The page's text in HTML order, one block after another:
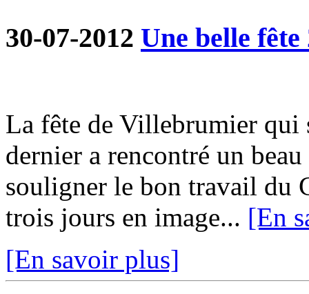
30-07-2012 Une belle fête
La fête de Villebrumier qui
dernier a rencontré un
souligner le bon travail du
trois jours en image... [En
[En savoir plus]